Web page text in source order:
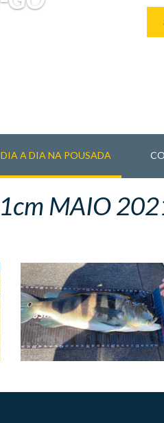
DIA A DIA NA POUSADA
MAIO